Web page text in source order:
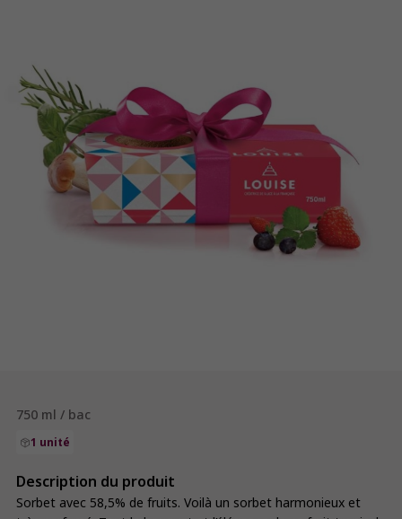
750 ml / bac
1 unité
Description du produit
Sorbet avec 58,5% de fruits. Voilà un sorbet harmonieux et